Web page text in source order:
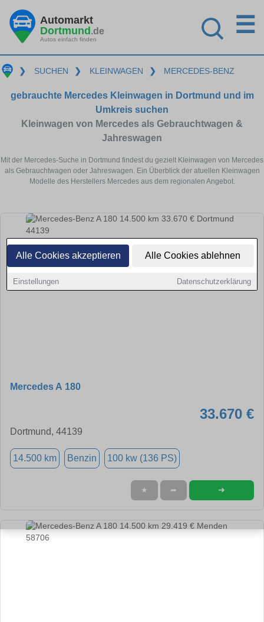
Alle Cookies akzeptieren Alle Cookies ablehnen
Einstellungen Datenschutzerklärung
Automarkt
Dortmund.de
Autos einfach finden
☰
❯ SUCHEN ❯ KLEINWAGEN ❯ MERCEDES-BENZ
gebrauchte Mercedes Kleinwagen in Dortmund und im
Umkreis suchen
Kleinwagen von Mercedes als Gebrauchtwagen &
Jahreswagen
Mit der Mercedes-Suche in Dortmund findest du gezielt Kleinwagen von Mercedes
als Gebrauchtwagen oder Jahreswagen. Ein Überblick der atuellen Kleinwagen
Modelle des Herstellers Mercedes aus dem regionalen Angebot.
Mercedes A 180
33.670 €
Dortmund, 44139
14.500 km Benzin 100 kw (136 PS)
★ ➦ ➜